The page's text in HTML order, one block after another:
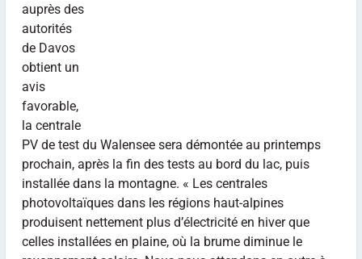
auprès des
autorités
de Davos
obtient un
avis
favorable,
la centrale
PV de test du Walensee sera démontée au printemps
prochain, après la fin des tests au bord du lac, puis
installée dans la montagne. « Les centrales
photovoltaïques dans les régions haut-alpines
produisent nettement plus d’électricité en hiver que
celles installées en plaine, où la brume diminue le